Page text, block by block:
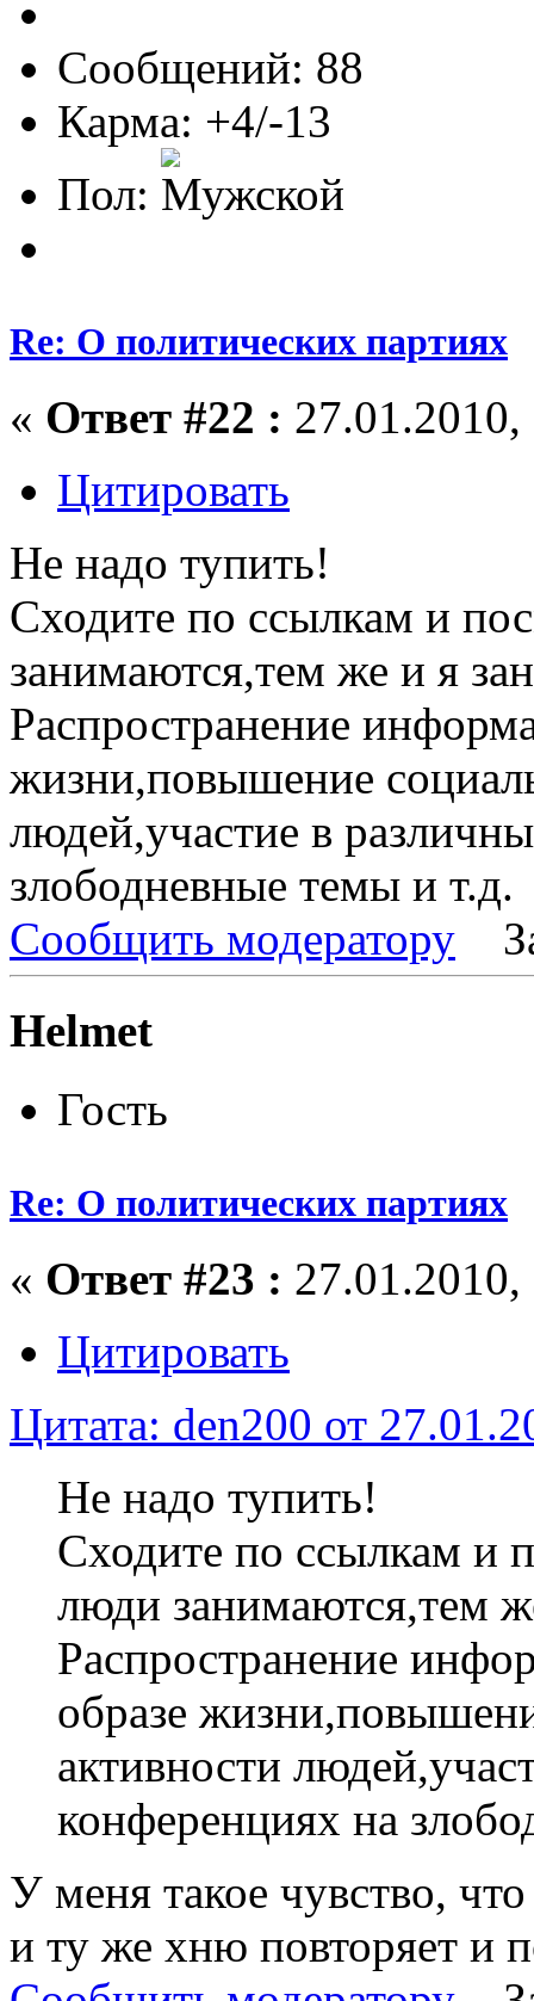
Сообщений: 88
Карма: +4/-13
Пол:
Re: О политических партиях
« Ответ #22 :
Цитировать
Не надо тупить!
Сходите по ссылкам и
занимаются,тем же и я
Распространение
жизни,повышение
людей,участие в
злободневные темы и т.д.
Сообщить модератору
Helmet
Гость
Re: О политических партиях
« Ответ #23 :
Цитировать
Цитата: den200 от
Не надо тупить!
Сходите по ссылкам и
люди занимаются,тем
Распространение
образе
активности
конференциях на
У меня такое чувство,
и ту же хню повторяет и